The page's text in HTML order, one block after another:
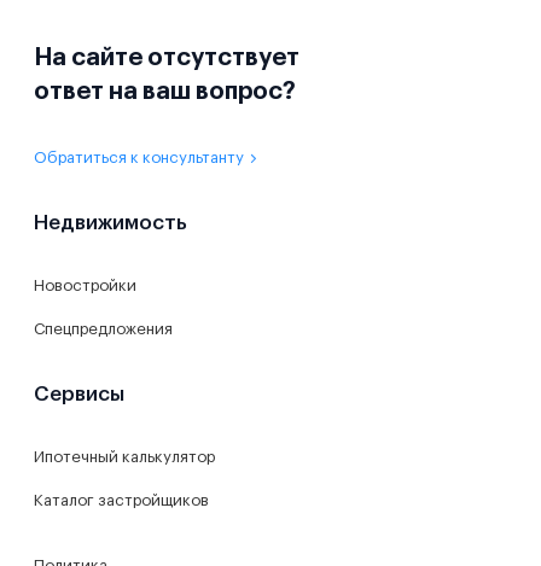
На сайте отсутствует
ответ на ваш вопрос?
Обратиться к консультанту
Недвижимость
Новостройки
Спецпредложения
Сервисы
Ипотечный калькулятор
Каталог застройщиков